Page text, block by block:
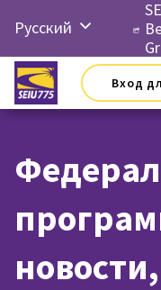
Русский
English
Español
한국어
Tiếng
Việt
Вход